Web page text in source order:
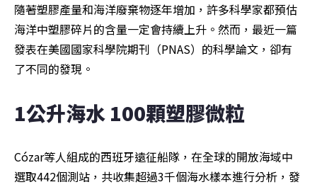
隨著塑膠產量和海洋廢棄物逐年增加，許多科學家都預估
海洋中塑膠碎片的含量一定會持續上升。然而，最近一篇
發表在美國國家科學院期刊（PNAS）的科學論文，卻有
了不同的發現。
1公升海水 100顆塑膠微粒
Cózar等人組成的西班牙遠征船隊，在全球的開放海域中
選取442個測站，共收集超過3千個海水樣本進行分析，發